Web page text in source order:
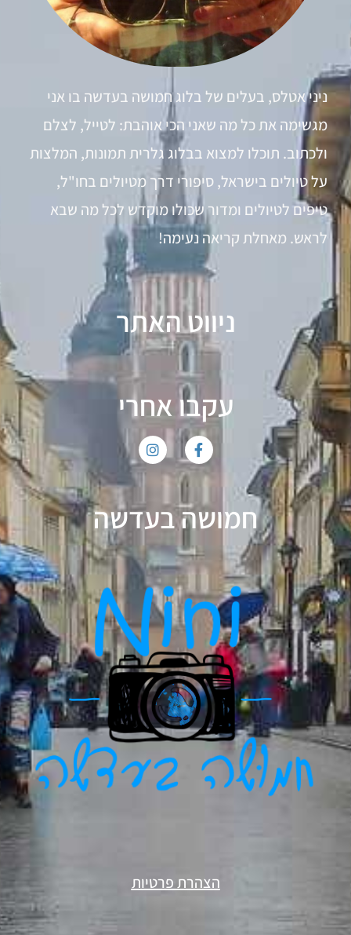
ניני אטלס, בעלים של בלוג חמושה בעדשה בו אני
מגשימה את כל מה שאני הכי אוהבת: לטייל, לצלם
ולכתוב. תוכלו למצוא בבלוג גלרית תמונות, המלצות
על טיולים בישראל, סיפורי דרך מטיולים בחו"ל,
טיפים לטיולים ומדור שכולו מוקדש לכל מה שבא
לראש. מאחלת קריאה נעימה!
ניווט האתר
עקבו אחרי
חמושה בעדשה
הצהרת פרטיות